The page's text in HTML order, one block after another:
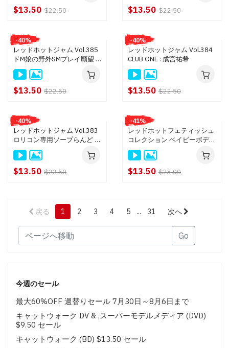
今週のセール
最大60%OFF 週替りセール 7月30日～8月6日まで
キャットウォーク DV & ,スーパーモデルメディア (DVD)
$9.50 セール
キャットウォーク (BD) $13.50 セール
$13.50 $22.50 $13.50 $22.50
-40%
レッドホットジャム Vol.385
ドM娘の野外SMプレイ願望 :
姫宮ありさ
$13.50 $22.50
-40%
レッドホットジャム Vol.384
CLUB ONE : 成宮祐希
$13.50 $22.50
-40%
レッドホットジャム Vol.383
ロリコン専用ソープらんど :
猫田りく
$13.50 $22.50
-41%
レッドホットフェティッシュ
コレクション ベイビーボディ
Vol.3 : 愛内希, 綾瀬ゆい, みや
び真央, 森川ひかる, 総勢15人
$13.50 $23.00
戻る 1 2 3 4 5 ... 31 次へ
Go